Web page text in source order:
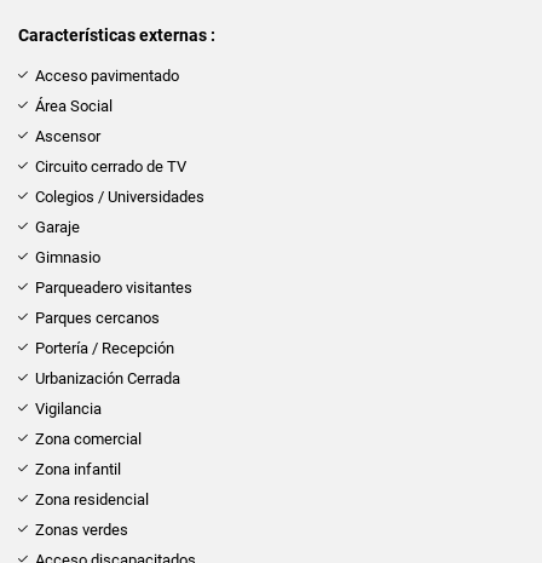
Características externas :
Acceso pavimentado
Área Social
Ascensor
Circuito cerrado de TV
Colegios / Universidades
Garaje
Gimnasio
Parqueadero visitantes
Parques cercanos
Portería / Recepción
Urbanización Cerrada
Vigilancia
Zona comercial
Zona infantil
Zona residencial
Zonas verdes